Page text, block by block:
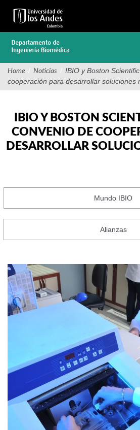
contenido
Home / Noticias / IBIO y Boston
cooperación para desarrollar soluciones
IBIO Y BOSTON
CONVENIO DE
DESARROLLAR
Mundo IBIO
Alianzas